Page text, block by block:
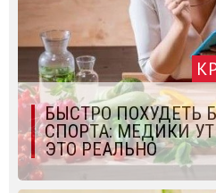
БЫСТРО ПОХУДЕТЬ
СПОРТА: МЕДИКИ
ЭТО РЕАЛЬНО